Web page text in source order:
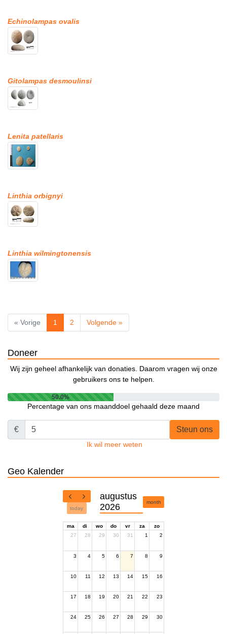
Echinolampas ovalis
Gitolampas desmoulinsi
Lenita patellaris
Linthia orbignyi
Linthia wilmingtonensis
« Vorige 1 2 Volgende »
Doneer
Wij zijn geheel afhankelijk van donaties. Daarom vragen wij onze
gebruikers ons te helpen.
50.0%
Percentage van ons maanddoel gehaald deze maand
€ Steun ons
Ik wil meer weten
Geo Kalender
today
augustus
2026
month
ma di wo do vr za
zo
27
28 29 30 31 1 2
3 4 5 6 7 8 9
10 11 12 13 14 15 16
17 18 19 20 21 22 23
24 25 26 27 28 29 30